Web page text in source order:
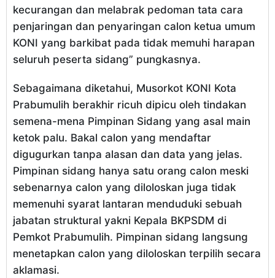
kecurangan dan melabrak pedoman tata cara
penjaringan dan penyaringan calon ketua umum
KONI yang barkibat pada tidak memuhi harapan
seluruh peserta sidang” pungkasnya.
Sebagaimana diketahui, Musorkot KONI Kota
Prabumulih berakhir ricuh dipicu oleh tindakan
semena-mena Pimpinan Sidang yang asal main
ketok palu. Bakal calon yang mendaftar
digugurkan tanpa alasan dan data yang jelas.
Pimpinan sidang hanya satu orang calon meski
sebenarnya calon yang diloloskan juga tidak
memenuhi syarat lantaran menduduki sebuah
jabatan struktural yakni Kepala BKPSDM di
Pemkot Prabumulih. Pimpinan sidang langsung
menetapkan calon yang diloloskan terpilih secara
aklamasi.